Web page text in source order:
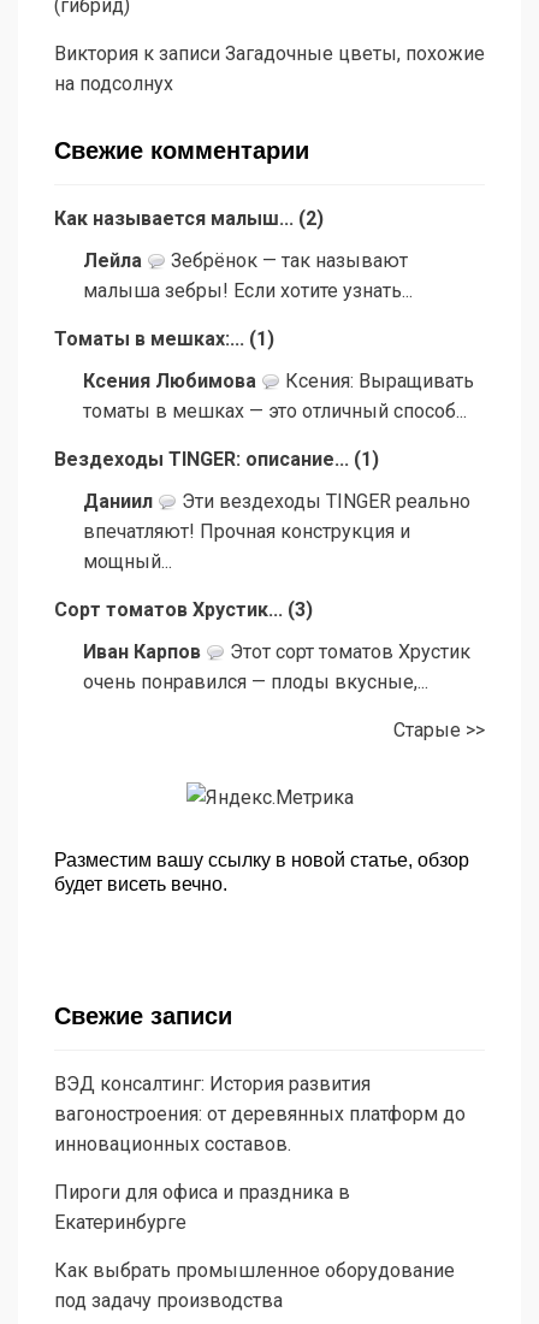
(гибрид)
Виктория к записи Загадочные цветы, похожие
на подсолнух
Свежие комментарии
Как называется малыш... (2)
Лейла
Зебрёнок — так называют
малыша зебры! Если хотите узнать...
Томаты в мешках:... (1)
Ксения Любимова
Ксения: Выращивать
томаты в мешках — это отличный способ...
Вездеходы TINGER: описание... (1)
Даниил
Эти вездеходы TINGER реально
впечатляют! Прочная конструкция и
мощный...
Сорт томатов Хрустик... (3)
Иван Карпов
Этот сорт томатов Хрустик
очень понравился — плоды вкусные,...
Старые >>
Разместим вашу ссылку в новой статье, обзор
будет висеть вечно.
Свежие записи
ВЭД консалтинг: История развития
вагоностроения: от деревянных платформ до
инновационных составов.
Пироги для офиса и праздника в
Екатеринбурге
Как выбрать промышленное оборудование
под задачу производства